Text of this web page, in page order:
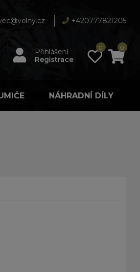
+420777821205
Přihlášení
Registrace
0 0
NÁHRADNÍ DÍLY